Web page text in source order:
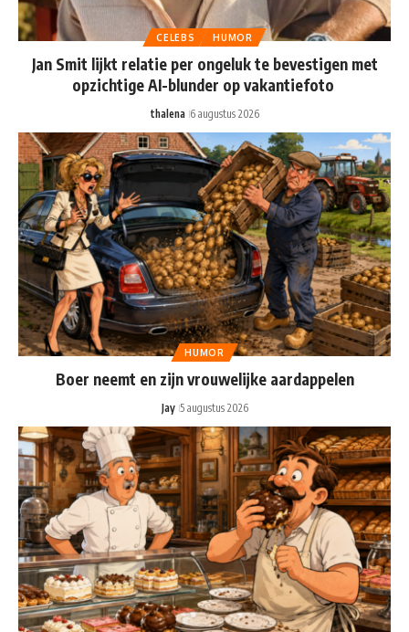
CELEBS HUMOR
Jan Smit lijkt relatie per ongeluk te bevestigen met
opzichtige AI-blunder op vakantiefoto
thalena 6 augustus 2026
HUMOR
Boer neemt en zijn vrouwelijke aardappelen
Jay 5 augustus 2026